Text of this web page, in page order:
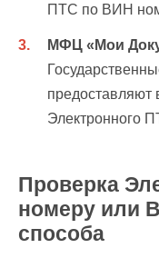
ПТС по ВИН
МФЦ «Мои
предоставляют
Электронного
Проверка
номеру или
способа